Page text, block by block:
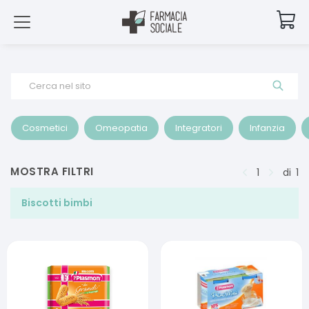
Cerca nel sito
Cosmetici Omeopatia Integratori Infanzia
MOSTRA FILTRI 1 di 1
Biscotti bimbi